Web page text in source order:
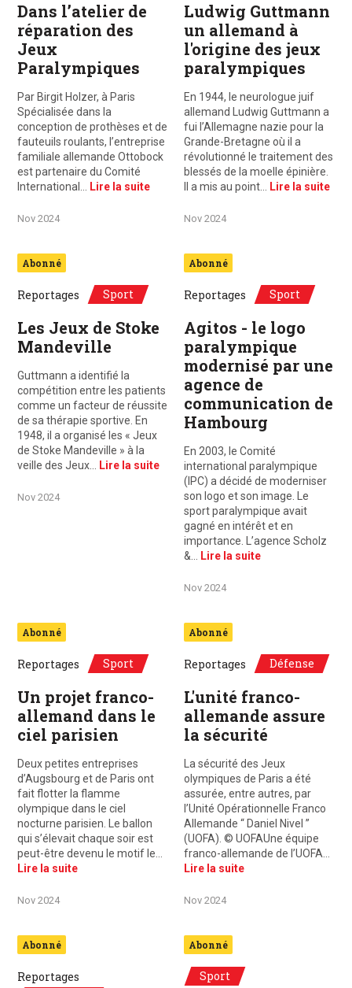
Dans l’atelier de
réparation des
Jeux
Paralympiques
Par Birgit Holzer, à Paris
Spécialisée dans la
conception de prothèses et de
fauteuils roulants, l’entreprise
familiale allemande Ottobock
est partenaire du Comité
International…
Lire la suite
Nov 2024
Ludwig Guttmann
un allemand à
l'origine des jeux
paralympiques
En 1944, le neurologue juif
allemand Ludwig Guttmann a
fui l’Allemagne nazie pour la
Grande-Bretagne où il a
révolutionné le traitement des
blessés de la moelle épinière.
Il a mis au point…
Lire la suite
Nov 2024
Abonné
Reportages Sport
Les Jeux de Stoke
Mandeville
Guttmann a identifié la
compétition entre les patients
comme un facteur de réussite
de sa thérapie sportive. En
1948, il a organisé les « Jeux
de Stoke Mandeville » à la
veille des Jeux…
Lire la suite
Nov 2024
Abonné
Reportages Sport
Agitos - le logo
paralympique
modernisé par une
agence de
communication de
Hambourg
En 2003, le Comité
international paralympique
(IPC) a décidé de moderniser
son logo et son image. Le
sport paralympique avait
gagné en intérêt et en
importance. L’agence Scholz
&…
Lire la suite
Nov 2024
Abonné
Reportages Sport
Un projet franco-
allemand dans le
ciel parisien
Deux petites entreprises
d’Augsbourg et de Paris ont
fait flotter la flamme
olympique dans le ciel
nocturne parisien. Le ballon
qui s’élevait chaque soir est
peut-être devenu le motif le…
Lire la suite
Nov 2024
Abonné
Reportages Défense
L'unité franco-
allemande assure
la sécurité
La sécurité des Jeux
olympiques de Paris a été
assurée, entre autres, par
l’Unité Opérationnelle Franco
Allemande “ Daniel Nivel ”
(UOFA). © UOFAUne équipe
franco-allemande de l’UOFA…
Lire la suite
Nov 2024
Abonné
Reportages
Abonné
Sport